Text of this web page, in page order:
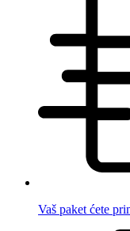
Vaš paket ćete